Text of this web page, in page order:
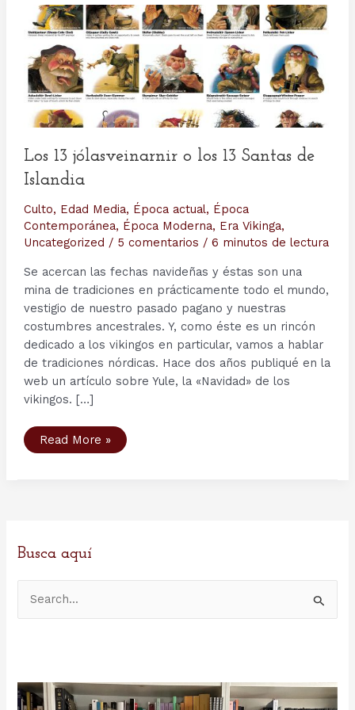
Los 13 jólasveinarnir o los 13 Santas de
Islandia
Culto, Edad Media, Época actual, Época
Contemporánea, Época Moderna, Era Vikinga,
Uncategorized / 5 comentarios / 6 minutos de lectura
Se acercan las fechas navideñas y éstas son una
mina de tradiciones en prácticamente todo el mundo,
vestigio de nuestro pasado pagano y nuestras
costumbres ancestrales. Y, como éste es un rincón
dedicado a los vikingos en particular, vamos a hablar
de tradiciones nórdicas. Hace dos años publiqué en la
web un artículo sobre Yule, la «Navidad» de los
vikingos. […]
Los
13
Read More »
Busca aquí
r